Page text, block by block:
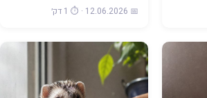
📅 12.06.2026 · ⏱️ 1 דק׳